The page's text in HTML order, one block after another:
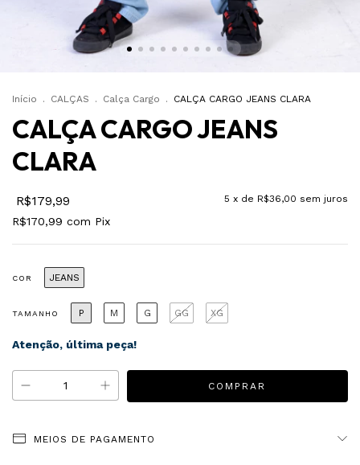
Início . CALÇAS . Calça Cargo . CALÇA CARGO JEANS CLARA
CALÇA CARGO JEANS
CLARA
R$179,99 5 x de R$36,00 sem juros
R$170,99 com Pix
COR JEANS
TAMANHO P M G GG XG
Atenção, última peça!
MEIOS DE PAGAMENTO